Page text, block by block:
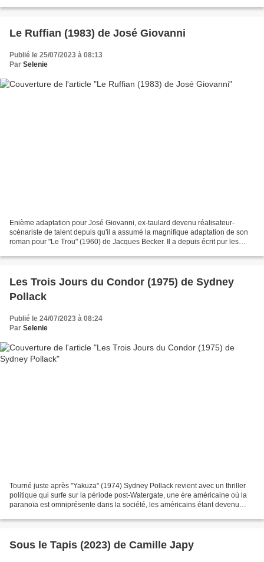
Le Ruffian (1983) de José Giovanni
Publié le 25/07/2023 à 08:13
Par Selenie
Enième adaptation pour José Giovanni, ex-taulard devenu réalisateur-
scénariste de talent depuis qu'il a assumé la magnifique adaptation de son
roman pour "Le Trou" (1960) de Jacques Becker. Il a depuis écrit pur les
Les Trois Jours du Condor (1975) de Sydney
Pollack
Publié le 24/07/2023 à 08:24
Par Selenie
Tourné juste après "Yakuza" (1974) Sydney Pollack revient avec un thriller
politique qui surfe sur la période post-Watergate, une ère américaine où la
paranoïa est omniprésente dans la société, les américains étant devenu
Sous le Tapis (2023) de Camille Japy